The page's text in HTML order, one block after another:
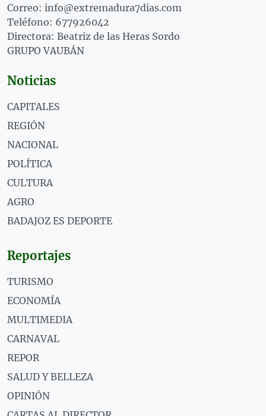
Correo: info@extremadura7dias.com
Teléfono: 677926042
Directora: Beatriz de las Heras Sordo
GRUPO VAUBÁN
Noticias
CAPITALES
REGIÓN
NACIONAL
POLÍTICA
CULTURA
AGRO
BADAJOZ ES DEPORTE
Reportajes
TURISMO
ECONOMÍA
MULTIMEDIA
CARNAVAL
REPOR
SALUD Y BELLEZA
OPINIÓN